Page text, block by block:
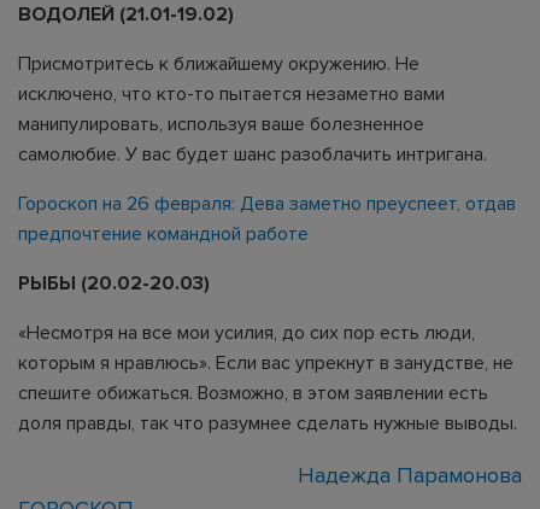
ВОДОЛЕЙ (21.01-19.02)
Присмотритесь к ближайшему окружению. Не
исключено, что кто-то пытается незаметно вами
манипулировать, используя ваше болезненное
самолюбие. У вас будет шанс разоблачить интригана.
Гороскоп на 26 февраля: Дева заметно преуспеет, отдав
предпочтение командной работе
РЫБЫ (20.02-20.03)
«Несмотря на все мои усилия, до сих пор есть люди,
которым я нравлюсь». Если вас упрекнут в занудстве, не
спешите обижаться. Возможно, в этом заявлении есть
доля правды, так что разумнее сделать нужные выводы.
Надежда Парамонова